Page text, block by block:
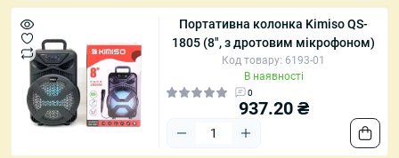
Портативна колонка Kimiso QS-
1805 (8", з дротовим мікрофоном)
Код товару: 6193-01
В наявності
0
937.20 ₴